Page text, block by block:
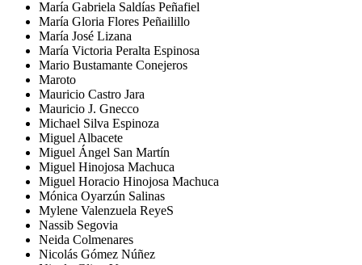
María Gabriela Saldías Peñafiel
María Gloria Flores Peñailillo
María José Lizana
María Victoria Peralta Espinosa
Mario Bustamante Conejeros
Maroto
Mauricio Castro Jara
Mauricio J. Gnecco
Michael Silva Espinoza
Miguel Albacete
Miguel Ángel San Martín
Miguel Hinojosa Machuca
Miguel Horacio Hinojosa Machuca
Mónica Oyarzún Salinas
Mylene Valenzuela ReyeS
Nassib Segovia
Neida Colmenares
Nicolás Gómez Núñez